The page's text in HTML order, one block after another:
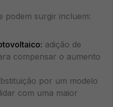
podem surgir incluem:
adição de
compensar o aumento
por um modelo
com uma maior